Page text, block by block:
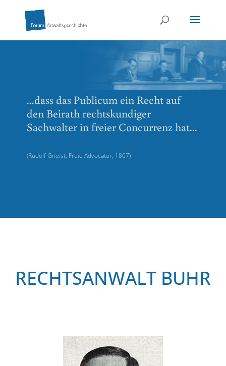
...dass das Publicum ein Recht auf
den Beirath rechtskundiger
Sachwalter in freier Concurrenz hat...
(Rudolf Gneist, Freie Advocatur, 1867)
RECHTSANWALT BUHR